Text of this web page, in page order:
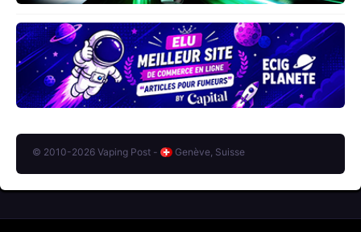
© 2010-2026 Vaping Post - Genève, Suisse